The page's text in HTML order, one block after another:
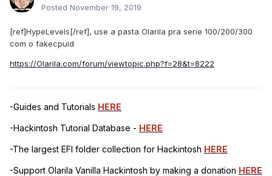
Posted November 19, 2019
[ref]HypeLevels[/ref], use a pasta Olarila pra serie 100/200/300
com o fakecpuid
https://Olarila.com/forum/viewtopic.php?f=28&t=8222
-Guides and Tutorials HERE
-Hackintosh Tutorial Database - HERE
-The largest EFI folder collection for Hackintosh HERE
-Support Olarila Vanilla Hackintosh by making a donation HERE